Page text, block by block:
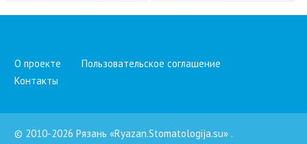
О проекте
Пользовательское соглашение
Контакты
© 2010-2026 Рязань «Ryazan.Stomatologija.su» .